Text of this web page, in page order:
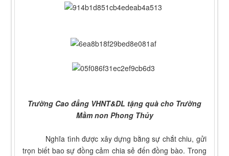
Trường Cao đẳng VHNT&DL tặng quà cho Trường
Mầm non Phong Thủy
Nghĩa tình được xây dựng bằng sự chắt chiu, gửi
trọn biết bao sự đồng cảm chia sẻ đến đồng bào. Trong